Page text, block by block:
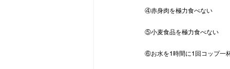
④赤身肉を極力食べない
⑤小麦食品を極力食べない
⑥お水を1時間に1回コップ一